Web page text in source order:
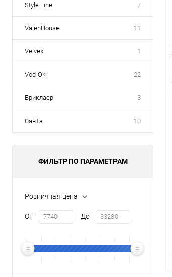
Style Line 7
ValenHouse 11
Velvex 1
Vod-Ok 22
Бриклаер 3
СанТа 10
ФИЛЬТР ПО ПАРАМЕТРАМ
Розничная цена
От До